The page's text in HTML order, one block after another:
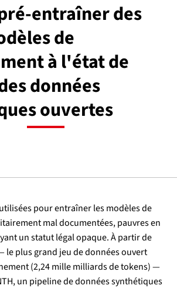
entraîner des
de
à l'état de
données
ouvertes
pour entraîner les modèles de
mal documentées, pauvres en
un statut légal opaque. À partir de
le plus grand jeu de données ouvert
(2,24 mille milliards de tokens) —
un pipeline de données synthétiques